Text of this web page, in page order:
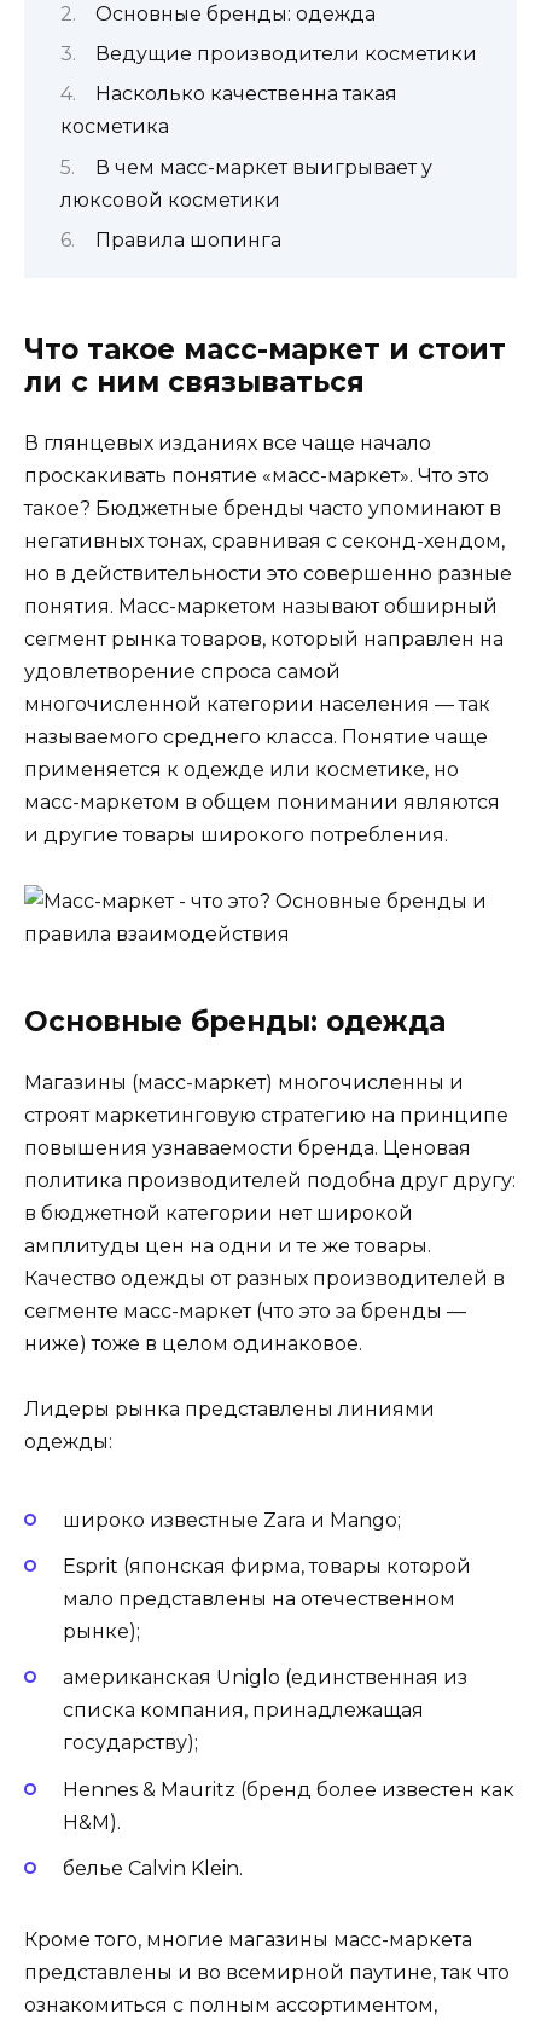
Основные бренды: одежда
Ведущие производители косметики
Насколько качественна такая
косметика
В чем масс-маркет выигрывает у
люксовой косметики
Правила шопинга
Что такое масс-маркет и стоит
ли с ним связываться
В глянцевых изданиях все чаще начало
проскакивать понятие «масс-маркет». Что это
такое? Бюджетные бренды часто упоминают в
негативных тонах, сравнивая с секонд-хендом,
но в действительности это совершенно разные
понятия. Масс-маркетом называют обширный
сегмент рынка товаров, который направлен на
удовлетворение спроса самой
многочисленной категории населения — так
называемого среднего класса. Понятие чаще
применяется к одежде или косметике, но
масс-маркетом в общем понимании являются
и другие товары широкого потребления.
Основные бренды: одежда
Магазины (масс-маркет) многочисленны и
строят маркетинговую стратегию на принципе
повышения узнаваемости бренда. Ценовая
политика производителей подобна друг другу:
в бюджетной категории нет широкой
амплитуды цен на одни и те же товары.
Качество одежды от разных производителей в
сегменте масс-маркет (что это за бренды —
ниже) тоже в целом одинаковое.
Лидеры рынка представлены линиями
одежды:
широко известные Zara и Mango;
Esprit (японская фирма, товары которой
мало представлены на отечественном
рынке);
американская Uniglo (единственная из
списка компания, принадлежащая
государству);
Hennes & Mauritz (бренд более известен как
Н&М).
белье Calvin Klein.
Кроме того, многие магазины масс-маркета
представлены и во всемирной паутине, так что
ознакомиться с полным ассортиментом,